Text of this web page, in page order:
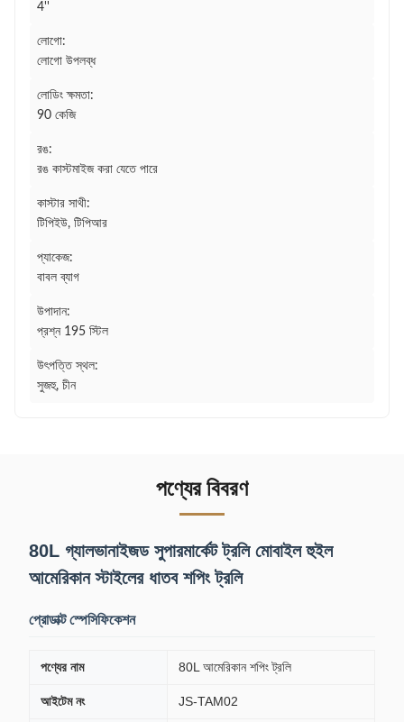
4''
লোগো:
লোগো উপলব্ধ
লোডিং ক্ষমতা:
90 কেজি
রঙ:
রঙ কাস্টমাইজ করা যেতে পারে
কাস্টার সাথী:
টিপিইউ, টিপিআর
প্যাকেজ:
বাবল ব্যাগ
উপাদান:
প্রশ্ন 195 স্টিল
উৎপত্তি স্থল:
সুজহু, চীন
পণ্যের বিবরণ
80L গ্যালভানাইজড সুপারমার্কেট ট্রলি মোবাইল হুইল
আমেরিকান স্টাইলের ধাতব শপিং ট্রলি
প্রোডাক্ট স্পেসিফিকেশন
পণ্যের নাম 80L আমেরিকান শপিং ট্রলি
আইটেম নং JS-TAM02